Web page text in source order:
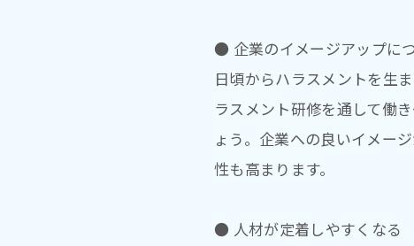
● 企業のイメージアップに
日頃からハラスメントを生
ラスメント研修を通して働
ょう。企業への良いイメー
性も高まります。
● 人材が定着しやすくなる